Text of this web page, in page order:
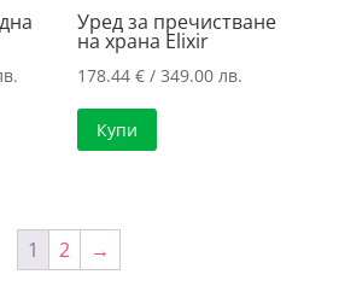
Уред за пречистване
на храна Elixir
178.44€ / 349.00 лв.
Купи
1 2 →